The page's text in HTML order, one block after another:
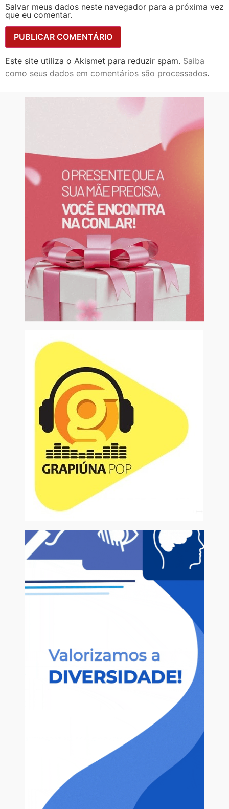
Salvar meus dados neste navegador para a próxima vez
que eu comentar.
Este site utiliza o Akismet para reduzir spam. Saiba
como seus dados em comentários são processados.